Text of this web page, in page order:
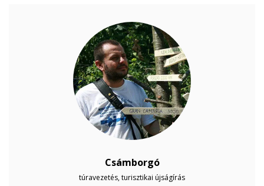
Csámborgó
túravezetés, turisztikai újságírás